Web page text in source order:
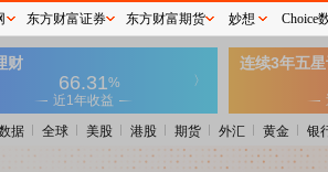
据 全球 美股 港股 期货 外汇 黄金 银
东方财富证券 东方财富期货 妙想 Choice